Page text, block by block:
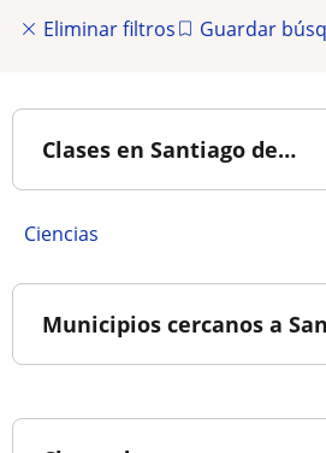
Eliminar filtros
Guardar
Clases en Santiago de…
Ciencias
Municipios cercanos a